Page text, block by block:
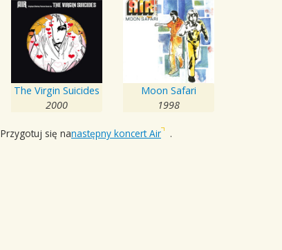
The Virgin Suicides
2000
Moon Safari
1998
Przygotuj się nanastępny koncert Air .